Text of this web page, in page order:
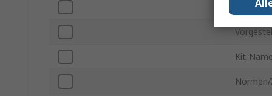
Kit-
Kit-Name